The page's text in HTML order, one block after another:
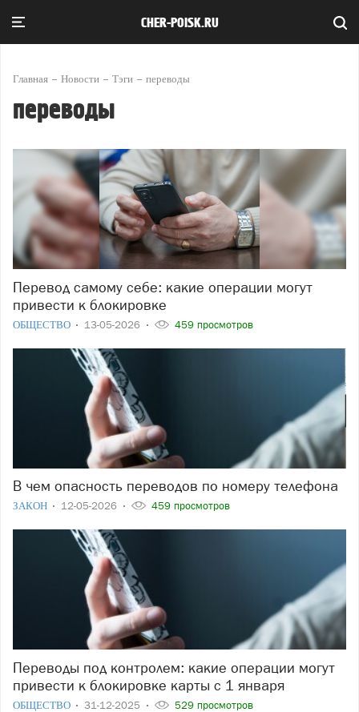
CHER-POISK.RU
Главная Новости Тэги переводы
переводы
Перевод самому себе: какие операции могут
привести к блокировке
ОБЩЕСТВО 13-05-2026 459 просмотров
В чем опасность переводов по номеру телефона
ЗАКОН 12-05-2026 459 просмотров
Переводы под контролем: какие операции могут
привести к блокировке карты с 1 января
ОБЩЕСТВО 31-12-2025 529 просмотров